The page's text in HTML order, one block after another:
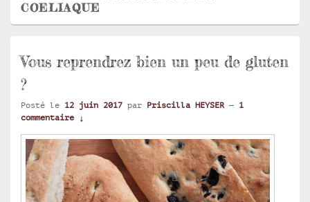
COELIAQUE
Vous reprendrez bien un peu de gluten
?
Posté le 12 juin 2017 par Priscilla HEYSER — 1
commentaire ↓